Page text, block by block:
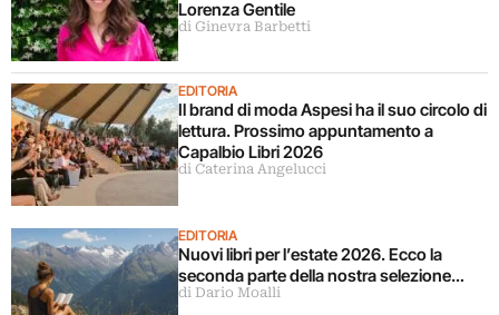
Lorenza Gentile
di Ginevra Barbetti
EDITORIA
Il brand di moda Aspesi ha il suo circolo di
lettura. Prossimo appuntamento a
Capalbio Libri 2026
di Caterina Angelucci
EDITORIA
Nuovi libri per l’estate 2026. Ecco la
seconda parte della nostra selezione…
di Dario Moalli